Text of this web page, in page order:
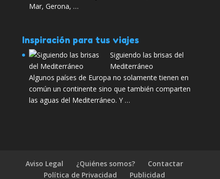
Mar, Gerona, …
Inspiración para tus viajes
Siguiendo las brisas del
Mediterráneo
Algunos países de Europa no solamente tienen en
común un continente sino que también comparten
las aguas del Mediterráneo. Y …
Aviso Legal ¿Quiénes somos?
Contactar
Política de Privacidad
Publicidad